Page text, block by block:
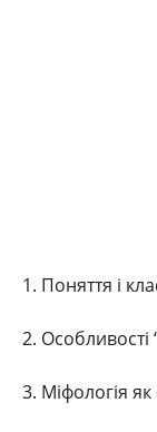
1. Поняття і
2. Особливості
3. Міфологія як